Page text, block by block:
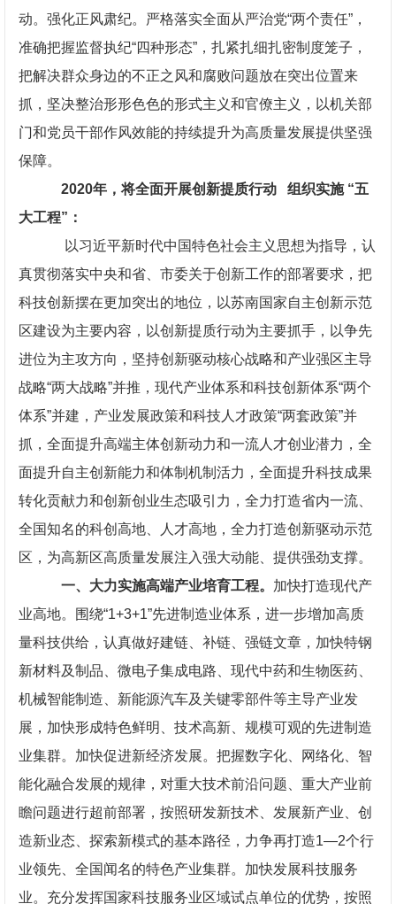
动。强化正风肃纪。严格落实全面从严治党“两个责任”，
准确把握监督执纪“四种形态”，扎紧扎细扎密制度笼子，
把解决群众身边的不正之风和腐败问题放在突出位置来
抓，坚决整治形形色色的形式主义和官僚主义，以机关部
门和党员干部作风效能的持续提升为高质量发展提供坚强
保障。
2020年，将全面开展创新提质行动 组织实施 “五
大工程”：
以习近平新时代中国特色社会主义思想为指导，认
真贯彻落实中央和省、市委关于创新工作的部署要求，把
科技创新摆在更加突出的地位，以苏南国家自主创新示范
区建设为主要内容，以创新提质行动为主要抓手，以争先
进位为主攻方向，坚持创新驱动核心战略和产业强区主导
战略“两大战略”并推，现代产业体系和科技创新体系“两个
体系”并建，产业发展政策和科技人才政策“两套政策”并
抓，全面提升高端主体创新动力和一流人才创业潜力，全
面提升自主创新能力和体制机制活力，全面提升科技成果
转化贡献力和创新创业生态吸引力，全力打造省内一流、
全国知名的科创高地、人才高地，全力打造创新驱动示范
区，为高新区高质量发展注入强大动能、提供强劲支撑。
一、大力实施高端产业培育工程。 加快打造现代产
业高地。围绕“1+3+1”先进制造业体系，进一步增加高质
量科技供给，认真做好建链、补链、强链文章，加快特钢
新材料及制品、微电子集成电路、现代中药和生物医药、
机械智能制造、新能源汽车及关键零部件等主导产业发
展，加快形成特色鲜明、技术高新、规模可观的先进制造
业集群。加快促进新经济发展。把握数字化、网络化、智
能化融合发展的规律，对重大技术前沿问题、重大产业前
瞻问题进行超前部署，按照研发新技术、发展新产业、创
造新业态、探索新模式的基本路径，力争再打造1—2个行
业领先、全国闻名的特色产业集群。加快发展科技服务
业。充分发挥国家科技服务业区域试点单位的优势，按照